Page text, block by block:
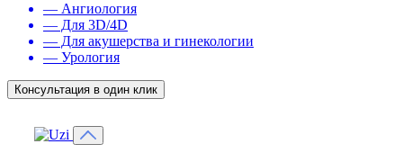
— Ангиология
— Для 3D/4D
— Для акушерства и гинекологии
— Урология
Консультация в один клик